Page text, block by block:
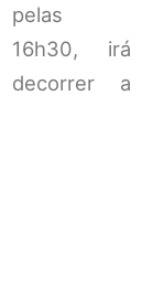
pelas
16h30, irá
decorrer a